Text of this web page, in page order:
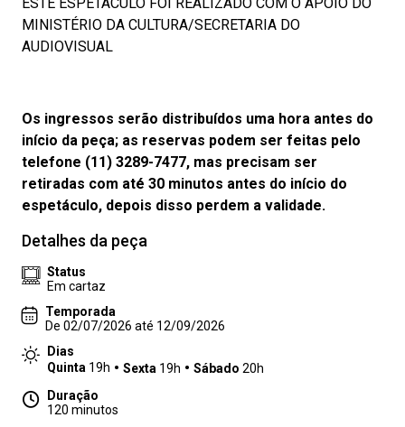
MINISTÉRIO DA CULTURA/SECRETARIA DO
AUDIOVISUAL
Os ingressos serão distribuídos uma hora antes do
início da peça; as reservas podem ser feitas pelo
telefone (11) 3289-7477, mas precisam ser
retiradas com até 30 minutos antes do início do
espetáculo, depois disso perdem a validade.
Detalhes da peça
Status
Em cartaz
Temporada
De 02/07/2026 até 12/09/2026
Dias
Quinta 19h Sexta 19h Sábado 20h
Duração
120 minutos